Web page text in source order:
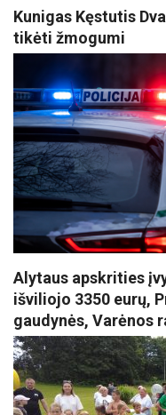
Kunigas Kęstutis
tikėti žmogumi
Alytaus apskrities
išviliojo 3350 eurų,
gaudynės, Varėnos